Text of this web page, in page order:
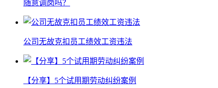
随意调岗吗？
公司无故克扣员工绩效工资违法
【分享】5个试用期劳动纠纷案例